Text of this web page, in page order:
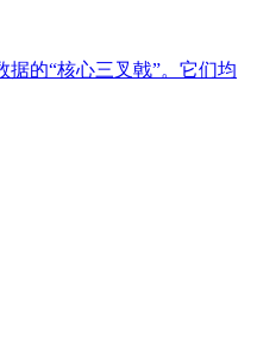
据的“核心三叉戟”。它们均